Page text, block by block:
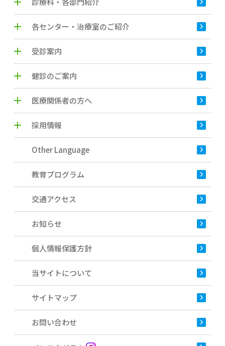
各センター・治療室のご紹介
受診案内
健診のご案内
医療関係者の方へ
採用情報
Other Language
教育プログラム
交通アクセス
お知らせ
個人情報保護方針
当サイトについて
サイトマップ
お問い合わせ